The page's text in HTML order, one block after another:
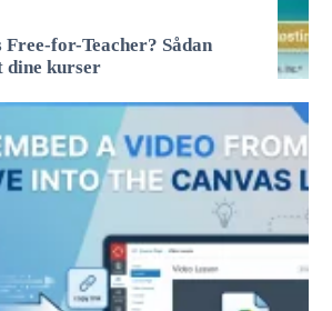
for-Teacher? Sådan
dine kurser